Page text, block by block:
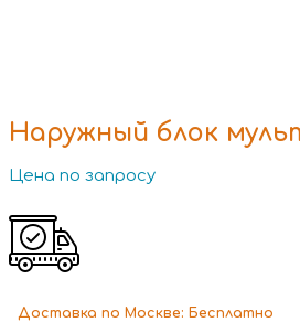
Наружный блок
Цена по запросу
Доставка по Москве: Бесплатно